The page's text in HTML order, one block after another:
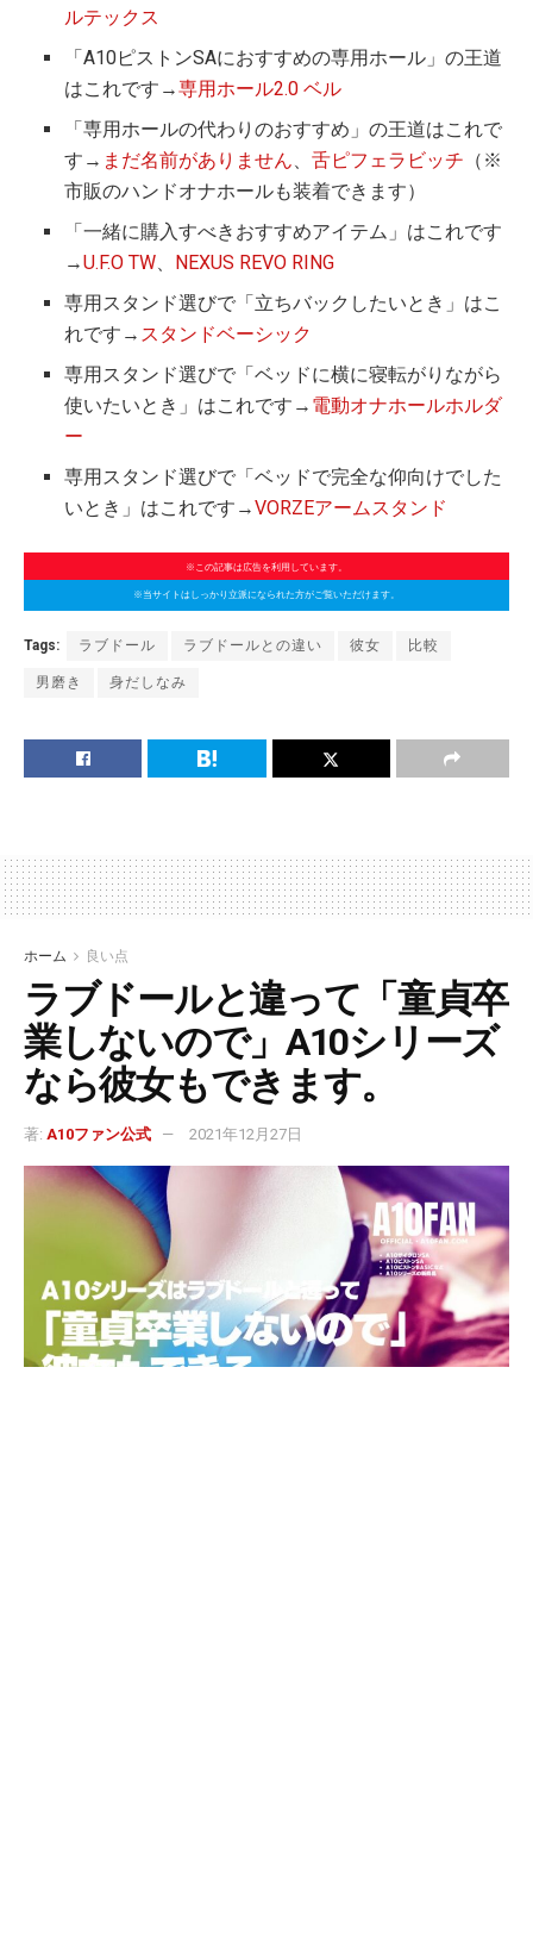
ルテックス
「A10ピストンSAにおすすめの専用ホール」の王道
はこれです→専用ホール2.0 ベル
「専用ホールの代わりのおすすめ」の王道はこれで
す→ まだ名前がありません、舌ピフェラビッチ （※
市販のハンドオナホールも装着できます）
「一緒に購入すべきおすすめアイテム」はこれです
→U.F.O TW、
NEXUS REVO RING
専用スタンド選びで「立ちバックしたいとき」はこ
れです→ スタンドベーシック
専用スタンド選びで「ベッドに横に寝転がりながら
使いたいとき」はこれです→ 電動オナホールホルダ
ー
専用スタンド選びで「ベッドで完全な仰向けでした
いとき」はこれです→VORZEアームスタンド
※この記事は広告を利用しています。
※当サイトはしっかり立派になられた方がご覧いただけます。
Tags: ラブドール ラブドールとの違い 彼女 比較
男磨き 身だしなみ
ホーム 良い点
ラブドールと違って「童貞卒
業しないので」A10シリーズ
なら彼女もできます。
著: A10ファン公式 2021年12月27日